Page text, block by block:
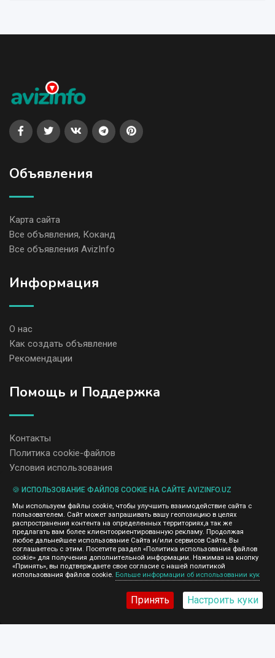
Объявления
Карта сайта
Все объявления, Коканд
Все объявления AvizInfo
Информация
О нас
Как создать объявление
Рекомендации
Помощь и Поддержка
Контакты
Политика cookie-файлов
Условия использования
содержание размещенных объявлений.
Мы ценим конфиденциальность наших пользователей. Мы не
передаем и не продаем личную информацию зарегистрированных
пользователей AvizInfo.uz третьим лицам. Мы не отвечаем за
правила конфиденциальности сайтов на которые ссылается
AvizInfo.uz. На некоторых страницах нашего сайта представлена
реклама Google Adsense Advertising Network. Чтобы узнать
подробней о правилах конфиденциальности Googleнажмите тут
🍪 ИСПОЛЬЗОВАНИЕ ФАЙЛОВ COOKIE НА САЙТЕ AVIZINFO.UZ
Мы используем файлы cookie, чтобы улучшить взаимодействие сайта с
пользователем. Сайт может запрашивать вашу геопозицию в целях
распространения контента на определенных территориях,а так же
предлагать вам более клиентоориентированную рекламу. Продолжая
любое дальнейшее использование Сайта и/или сервисов Сайта, Вы
соглашаетесь с этим. Посетите раздел «Политика использования файлов
cookie» для получения дополнительной информации. Нажимая на кнопку
«Принять», вы подтверждаете свое согласие с нашей политикой
использования файлов cookie. Больше информации об использовании кук
Принять Настроить куки